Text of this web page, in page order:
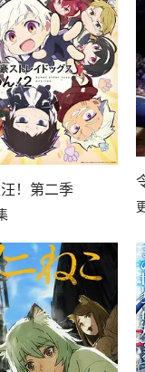
第07集
第01集
弊魔术师冒险记
！第二季